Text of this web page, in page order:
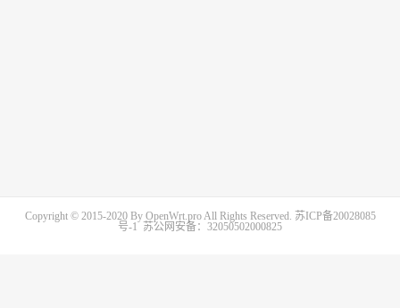
Copyright © 2015-2020 By OpenWrt.pro All Rights Reserved. 苏ICP备20028085
号-1 苏公网安备：32050502000825